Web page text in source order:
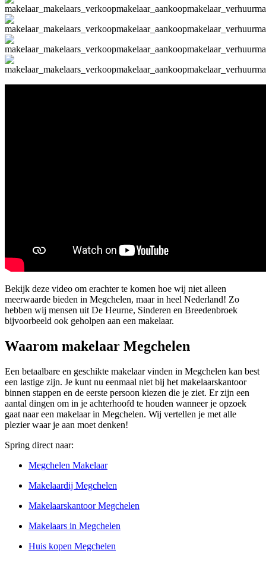
Bekijk deze video om erachter te komen hoe wij niet alleen
meerwaarde bieden in Megchelen, maar in heel Nederland! Zo
hebben wij mensen uit De Heurne, Sinderen en Breedenbroek
bijvoorbeeld ook geholpen aan een makelaar.
Waarom makelaar Megchelen
Een betaalbare en geschikte makelaar vinden in Megchelen kan best
een lastige zijn. Je kunt nu eenmaal niet bij het makelaarskantoor
binnen stappen en de eerste persoon kiezen die je ziet. Er zijn een
aantal dingen om in je achterhoofd te houden wanneer je opzoek
gaat naar een makelaar in Megchelen. Wij vertellen je met alle
plezier waar je aan moet denken!
Spring direct naar:
Megchelen Makelaar
Makelaardij Megchelen
Makelaarskantoor Megchelen
Makelaars in Megchelen
Huis kopen Megchelen